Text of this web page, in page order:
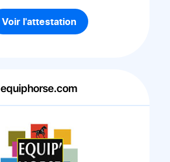
Voir l'attestation
equiphorse.com